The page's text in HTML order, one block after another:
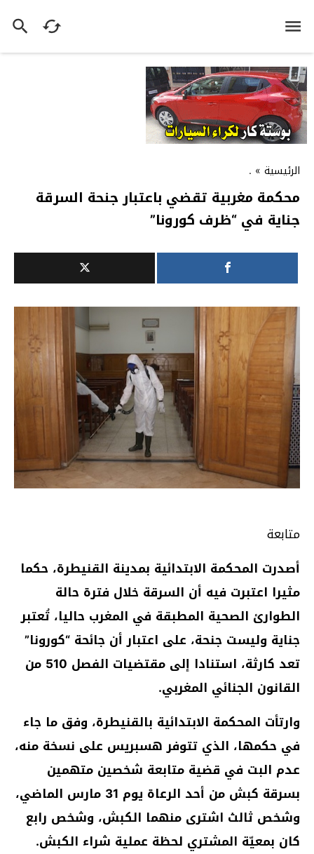
الرئيسية »
.
محكمة مغربية تقضي باعتبار جنحة السرقة
جناية في “ظرف كورونا”
متابعة
أصدرت المحكمة الابتدائية بمدينة القنيطرة، حكما
مثيرا اعتبرت فيه أن السرقة خلال فترة حالة
الطوارئ الصحية المطبقة في المغرب حاليا، تُعتبر
جناية وليست جنحة، على اعتبار أن جائحة “كورونا”
تعد كارثة، استنادا إلى مقتضيات الفصل 510 من
القانون الجنائي المغربي.
وارتأت المحكمة الابتدائية بالقنيطرة، وفق ما جاء
في حكمها، الذي تتوفر هسبريس على نسخة منه،
عدم البت في قضية متابعة شخصين متهمين
بسرقة كبش من أحد الرعاة يوم 31 مارس الماضي،
وشخص ثالث اشترى منهما الكبش، وشخص رابع
كان بمعيّة المشتري لحظة عملية شراء الكبش.